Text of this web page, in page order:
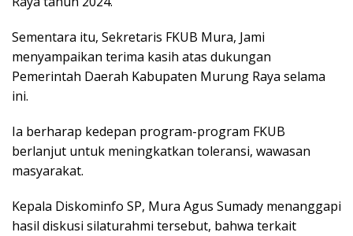
Sementara itu, Sekretaris FKUB Mura, Jami
menyampaikan terima kasih atas dukungan
Pemerintah Daerah Kabupaten Murung Raya selama
ini.
Ia berharap kedepan program-program FKUB
berlanjut untuk meningkatkan toleransi, wawasan
masyarakat.
Kepala Diskominfo SP, Mura Agus Sumady menanggapi
hasil diskusi silaturahmi tersebut, bahwa terkait